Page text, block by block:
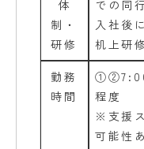
体
制・
研修
での同
入社後
机上研
勤務
時間
①②7:00
程度
※支援
可能性